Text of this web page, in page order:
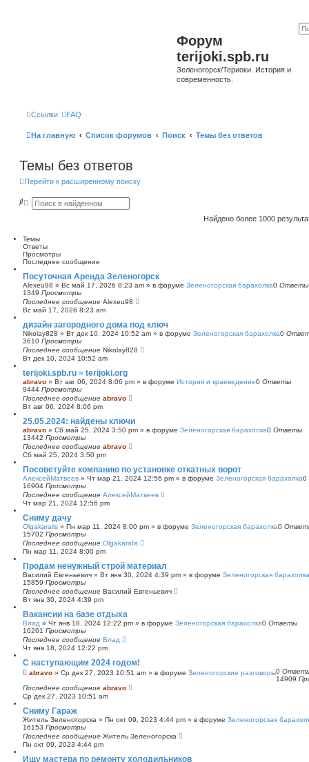
Форум
terijoki.spb.ru
Зеленогорск/Териоки. История и
современность.
Ссылки FAQ
На главную Список форумов Поиск Темы без ответов
Темы без ответов
Перейти к расширенному поиску
П Р
р
е
н
н
ы
й
п
о
и
к
Найдено более 1000
Темы
Ответы
Просмотры
Последнее сообщение
Посуточная Аренда Зеленогорск
Alexeu98 » Вс май 17, 2026 8:23 am » в форуме Зеленогорская барахолка0 Ответы
1349 Просмотры
Последнее сообщение Alexeu98
Вс май 17, 2026 8:23 am
дизайн загородного дома под ключ
Nikolay828 » Вт дек 10, 2024 10:52 am » в форуме Зеленогорская барахолка0
3610 Просмотры
Последнее сообщение Nikolay828
Вт дек 10, 2024 10:52 am
terijoki.spb.ru = terijoki.org
abravo » Вт авг 06, 2024 8:06 pm » в форуме История и краеведение0 Ответы
9444 Просмотры
Последнее сообщение abravo
Вт авг 06, 2024 8:06 pm
25.05.2024: найдены ключи
abravo » Сб май 25, 2024 3:50 pm » в форуме Зеленогорская барахолка0 Ответы
13442 Просмотры
Последнее сообщение abravo
Сб май 25, 2024 3:50 pm
Посоветуйте компанию по установке откатных ворот
АлексейМатвеев » Чт мар 21, 2024 12:56 pm » в форуме Зеленогорская барахолка0
16904 Просмотры
Последнее сообщение АлексейМатвеев
Чт мар 21, 2024 12:56 pm
Сниму дачу
Olgakaralis » Пн мар 11, 2024 8:00 pm » в форуме Зеленогорская барахолка0
15702 Просмотры
Последнее сообщение Olgakaralis
Пн мар 11, 2024 8:00 pm
Продам ненужный строй материал
Василий Евгеньевич » Вт янв 30, 2024 4:39 pm » в форуме Зеленогорская барахолка
15859 Просмотры
Последнее сообщение Василий Евгеньевич
Вт янв 30, 2024 4:39 pm
Вакансии на базе отдыха
Влад » Чт янв 18, 2024 12:22 pm » в форуме Зеленогорская барахолка0 Ответы
16261 Просмотры
Последнее сообщение Влад
Чт янв 18, 2024 12:22 pm
С наступающим 2024 годом!
abravo » Ср дек 27, 2023 10:51 am » в форуме Зеленогорские разговоры0
14909
Последнее сообщение abravo
Ср дек 27, 2023 10:51 am
Сниму Гараж
Житель Зеленогорска » Пн окт 09, 2023 4:44 pm » в форуме Зеленогорская
16153 Просмотры
Последнее сообщение Житель Зеленогорска
Пн окт 09, 2023 4:44 pm
Ищу мастера по ремонту холодильников